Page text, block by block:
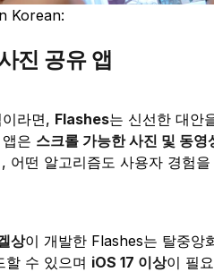
Korean:
진 공유 앱
라면, Flashes는 신선한 대안
은 스크롤 가능한 사진 및 동영
어떤 알고리즘도 사용자 경험
상이 개발한 Flashes는 탈중앙
할 수 있으며 iOS 17 이상이 필